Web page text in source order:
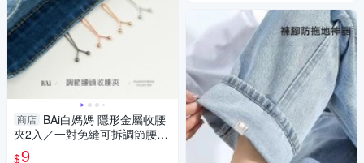
商店 BAi白媽媽 隱形金屬收腰
夾2入／一對免縫可拆調節腰頭
－【356020】
$9